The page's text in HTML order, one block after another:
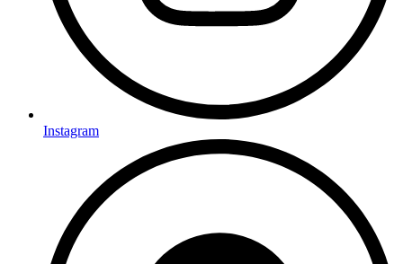
Instagram